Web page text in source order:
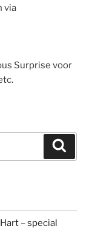
via
Surprise voor
– special